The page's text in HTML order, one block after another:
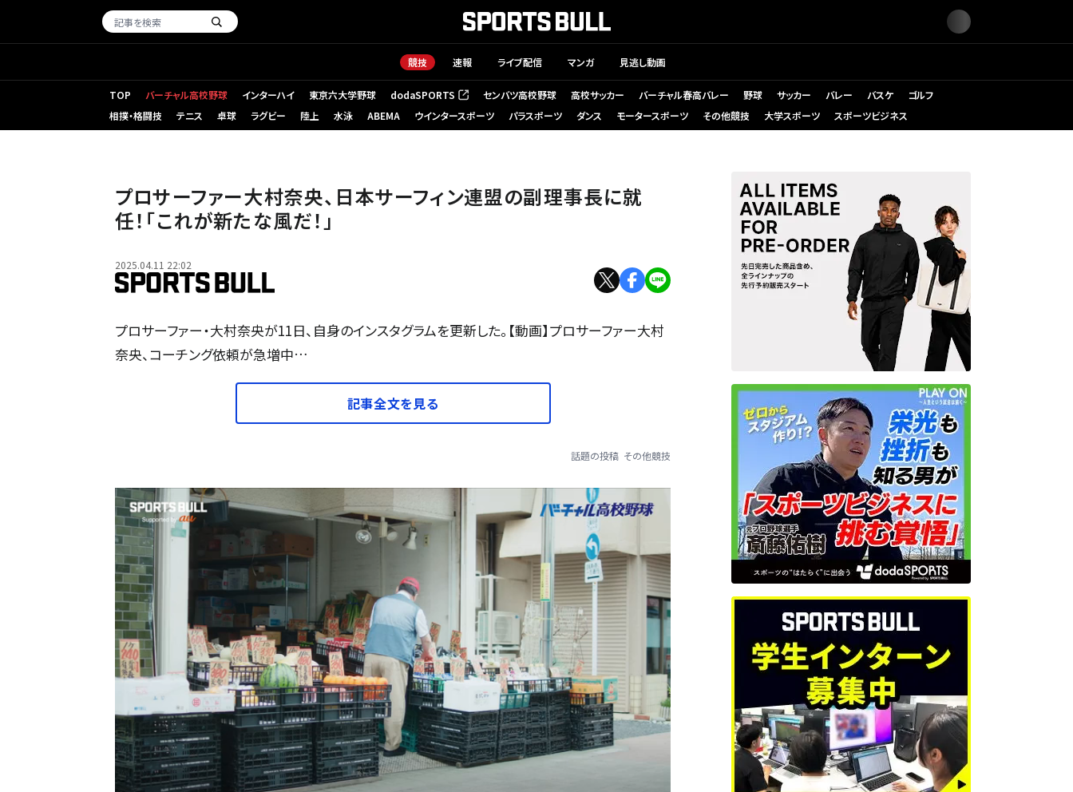
競技 速報 ライブ配信 マンガ 見逃し動画
TOP バーチャル高校野球 インターハイ 東京六大学野球 dodaSPORTS
（新しいタブで開く） センバツ高校野球 高校サッカー バーチャル春高バレー 野球 サッカー バレー バスケ
ゴルフ
相撲・格闘技
テニス 卓球 ラグビー 陸上 水泳 ABEMA ウインタースポーツ パラスポーツ ダンス モータースポーツ その他競技 大学スポーツ スポーツビジネス
プロサーファー大村奈央、日本サーフィン連盟の副理事長に就
任！「これが新たな風だ！」
2025.04.11 22:02
プロサーファー・大村奈央が11日、自身のインスタグラムを更新した。【動画】プロサーファー大村
奈央、コーチング依頼が急増中…
記事全文を見る
話題の投稿 その他競技